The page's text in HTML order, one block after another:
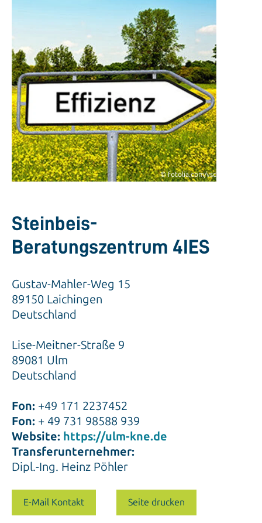
© fotolia.com/vschlichting
Steinbeis-
Beratungszentrum 4IES
Gustav-Mahler-Weg 15
89150 Laichingen
Deutschland
Lise-Meitner-Straße 9
89081 Ulm
Deutschland
Fon: +49 171 2237452
Fon: + 49 731 98588 939
Website: https://ulm-kne.de
Transferunternehmer:
Dipl.-Ing. Heinz Pöhler
E-Mail Kontakt Seite drucken